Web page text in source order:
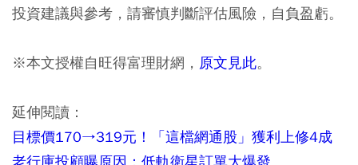
投資建議與參考，請審慎判斷評估風險，自負盈虧。
※本文授權自旺得富理財網， 原文見此。
延伸閱讀：
目標價170→319元！「這檔網通股」獲利上修4成
老行庫投顧曝原因：低軌衛星訂單大爆發